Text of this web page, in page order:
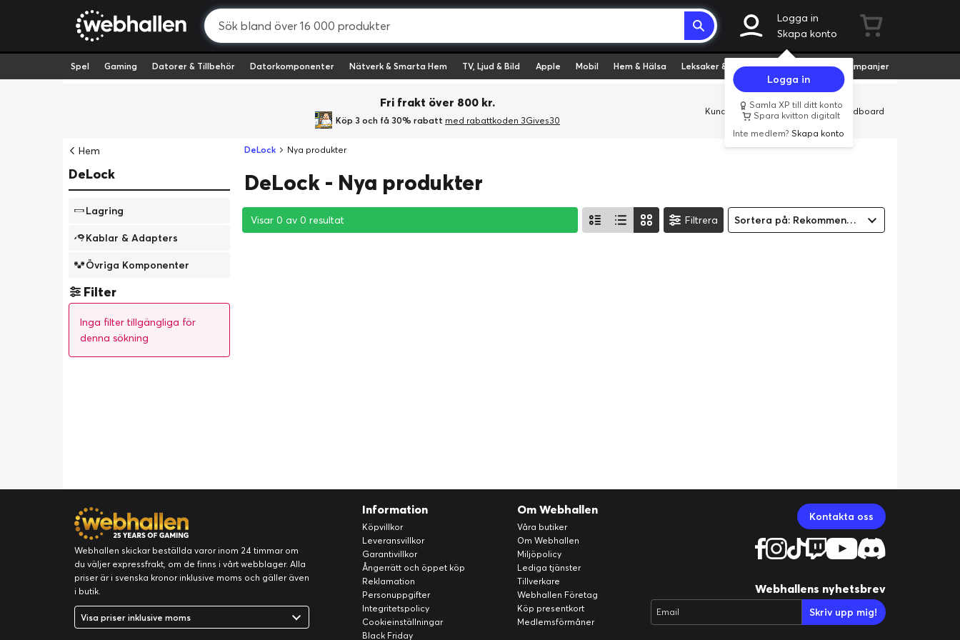
Logga in
Skapa konto
Logga in
Samla XP till ditt konto
Spara kvitton digitalt
Inte medlem?Skapa konto
Spel Gaming Datorer & Tillbehör Datorkomponenter Nätverk & Smarta Hem TV, Ljud & Bild Apple Mobil Hem & Hälsa Leksaker & Hobby Fyndvaror Kampanjer
Fri frakt över 800 kr.
Köp 3 och få 30% rabatt med rabattkoden 3Gives30
Kundservice Butiker Företag Cardboard
Hem
DeLock
Lagring
Kablar & Adapters
Övriga Komponenter
Filter
Inga filter tillgängliga för
denna sökning
DeLock Nya produkter
DeLock - Nya produkter
Visar 0 av 0 resultat
Visar 0 av 0 resultat
Visar 0 av 0 resultat Filtrera Sortera på: Rekommenderad
Webhallen skickar beställda varor inom 24 timmar om
du väljer expressfrakt, om de finns i vårt webblager. Alla
priser är i svenska kronor inklusive moms och gäller även
i butik.
Visa priser inklusive moms
Information
Köpvillkor
Leveransvillkor
Garantivillkor
Ångerrätt och öppet köp
Reklamation
Personuppgifter
Integritetspolicy
Cookieinställningar
Black Friday
Om Webhallen
Våra butiker
Om Webhallen
Miljöpolicy
Lediga tjänster
Tillverkare
Webhallen Företag
Köp presentkort
Medlemsförmåner
Kontakta oss
Webhallens nyhetsbrev
Email Skriv upp mig!